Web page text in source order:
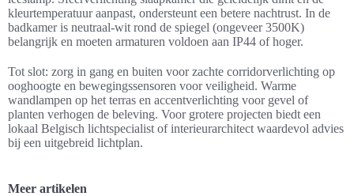
kleurtemperatuur aanpast, ondersteunt een betere nachtrust. In de
badkamer is neutraal-wit rond de spiegel (ongeveer 3500K)
belangrijk en moeten armaturen voldoen aan IP44 of hoger.
Tot slot: zorg in gang en buiten voor zachte corridorverlichting op
ooghoogte en bewegingssensoren voor veiligheid. Warme
wandlampen op het terras en accentverlichting voor gevel of
planten verhogen de beleving. Voor grotere projecten biedt een
lokaal Belgisch lichtspecialist of interieurarchitect waardevol advies
bij een uitgebreid lichtplan.
Meer artikelen